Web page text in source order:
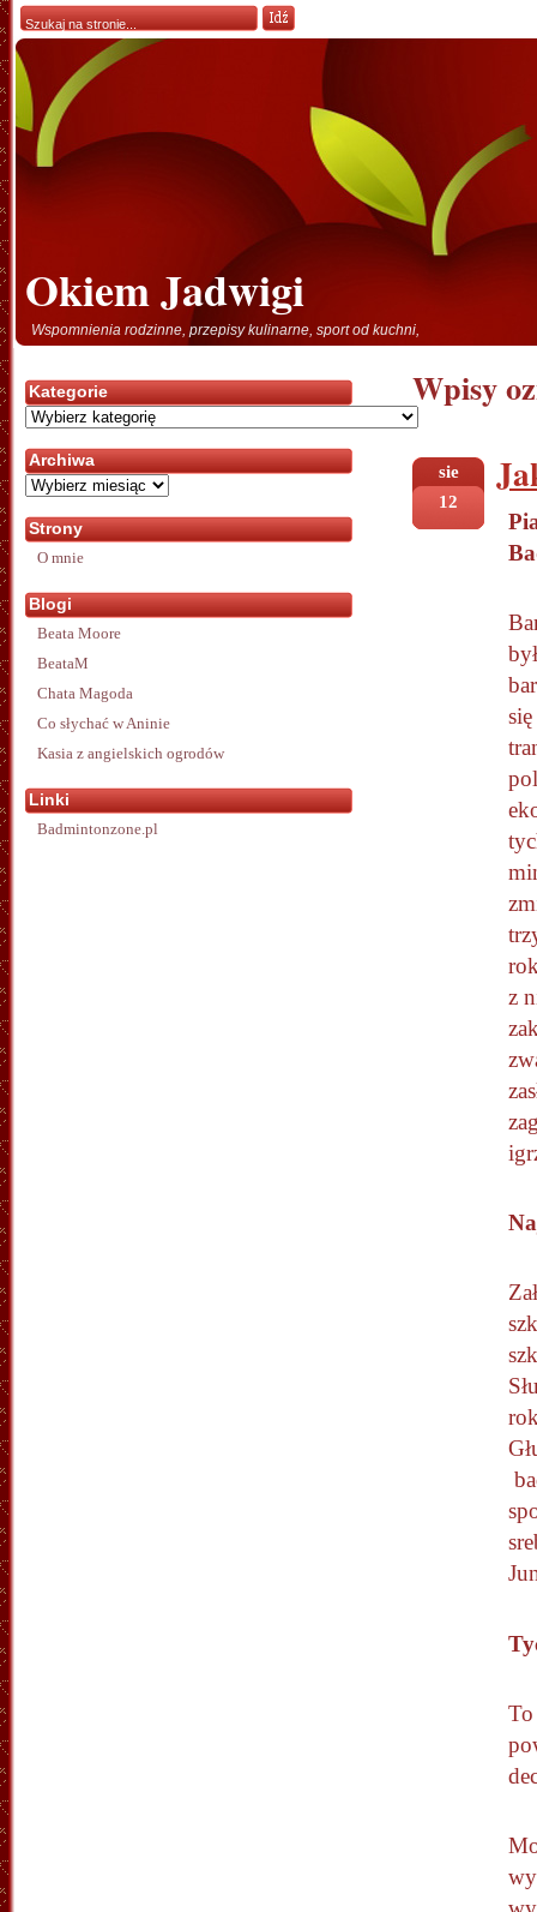
Okiem Jadwigi
Wspomnienia rodzinne, przepisy kulinarne, sport od kuchni,
Wpisy
sie
12
z
To
Kategorie
Kategorie
Archiwa
Archiwa
Strony
O mnie
Blogi
Beata Moore
BeataM
Chata Magoda
Co słychać w Aninie
Kasia z angielskich ogrodów
Linki
Badmintonzone.pl